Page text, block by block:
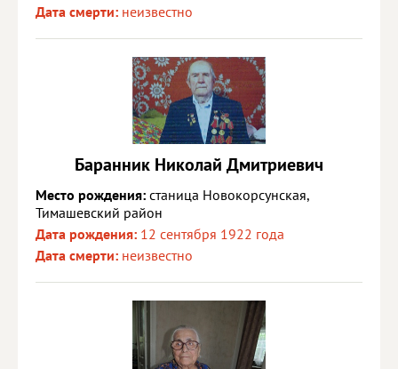
Дата смерти: неизвестно
Баранник Николай Дмитриевич
Место рождения: станица Новокорсунская,
Тимашевский район
Дата рождения: 12 сентября 1922 года
Дата смерти: неизвестно